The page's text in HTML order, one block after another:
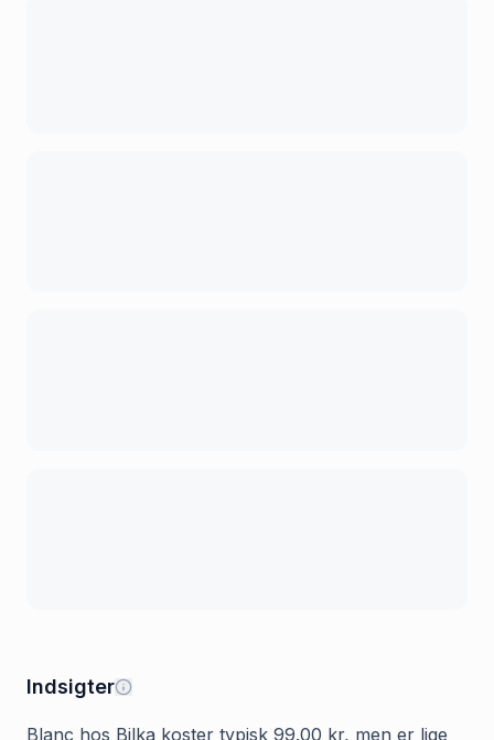
Indsigter
Blanc hos Bilka koster typisk 99.00 kr, men er lige